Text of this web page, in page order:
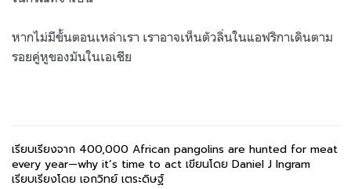
หากไม่มีขั้นตอนเหล่าเรา เราอาจเห็นตัวลิ่นในแอฟริกาเดินตาม
รอยคู่หูของมันในเอเชีย
เรียบเรียงจาก 400,000 African pangolins are hunted for meat
every year—why it’s time to act เขียนโดย Daniel J Ingram
เรียบเรียงโดย เอกวิทย์ เตระดิษฐ์